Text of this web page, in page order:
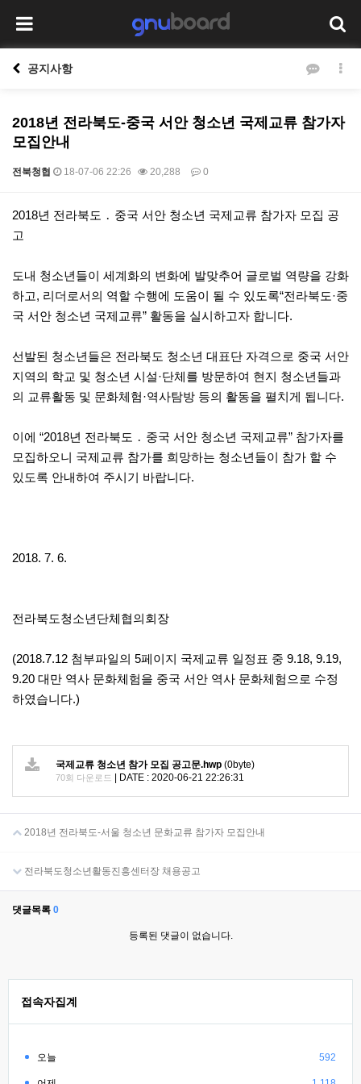
공지사항
2018년 전라북도-중국 서안 청소년 국제교류 참가자
모집안내
전북청협 18-07-06 22:26 20,288 0
본문
2018년 전라북도 ․ 중국 서안 청소년 국제교류 참가자 모집 공
고
도내 청소년들이 세계화의 변화에 발맞추어 글로벌 역량을 강화
하고, 리더로서의 역할 수행에 도움이 될 수 있도록“전라북도·중
국 서안 청소년 국제교류” 활동을 실시하고자 합니다.
선발된 청소년들은 전라북도 청소년 대표단 자격으로 중국 서안
지역의 학교 및 청소년 시설·단체를 방문하여 현지 청소년들과
의 교류활동 및 문화체험·역사탐방 등의 활동을 펼치게 됩니다.
이에 “2018년 전라북도 ․ 중국 서안 청소년 국제교류” 참가자를
모집하오니 국제교류 참가를 희망하는 청소년들이 참가 할 수
있도록 안내하여 주시기 바랍니다.
2018. 7. 6.
전라북도청소년단체협의회장
(2018.7.12 첨부파일의 5페이지 국제교류 일정표 중 9.18, 9.19,
9.20 대만 역사 문화체험을 중국 서안 역사 문화체험으로 수정
하였습니다.)
국제교류 청소년 참가 모집 공고문.hwp (0byte)
70회 다운로드 DATE : 2020-06-21 22:26:31
2018년 전라북도-서울 청소년 문화교류 참가자 모집안내
전라북도청소년활동진흥센터장 채용공고
댓글목록 0
등록된 댓글이 없습니다.
접속자집계
오늘 592